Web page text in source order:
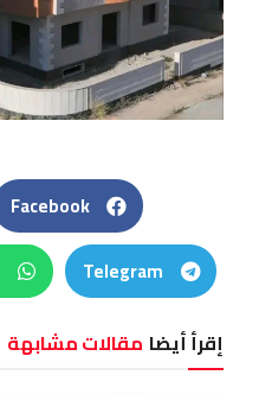
Facebook
Telegram
إقرأ أيضا مقالات مشابهة